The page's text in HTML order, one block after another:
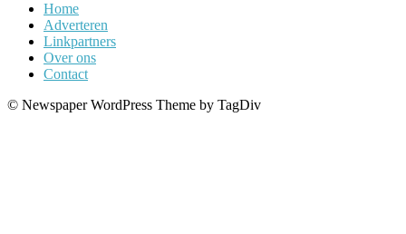
Home
Adverteren
Linkpartners
Over ons
Contact
© Newspaper WordPress Theme by TagDiv